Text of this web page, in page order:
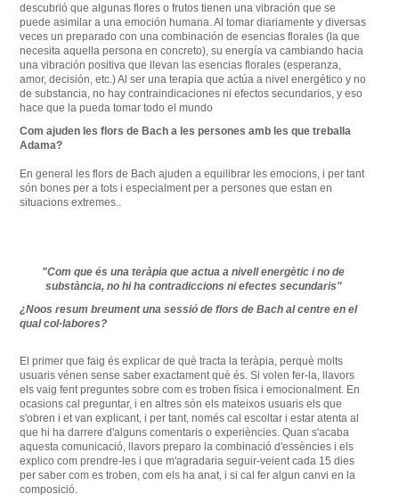
descubrió que algunas flores o frutos tienen una vibración que se
puede asimilar a una emoción humana. Al tomar diariamente y diversas
veces un preparado con una combinación de esencias florales (la que
necesita aquella persona en concreto), su energía va cambiando hacia
una vibración positiva que llevan las esencias florales (esperanza,
amor, decisión, etc.) Al ser una terapia que actúa a nivel energético y no
de substancia, no hay contraindicaciones ni efectos secundarios, y eso
hace que la pueda tomar todo el mundo
Com ajuden les flors de Bach a les persones amb les que treballa
Adama?
En general les flors de Bach ajuden a equilibrar les emocions i per tant
són bones per a tots i especialment per a persones que estan en
situacions extremes
"Com que és una teràpia que actua a nivell energètic i no de
substància, no hi ha contradiccions ni efectes secundaris"
¿Noos resum breument una sessió de flors de Bach al centre en el
qual col·labores?
El primer que faig és explicar de què tracta la teràpia, perquè molts
usuaris vénen sense saber exactament què és. Si volen fer-la, llavors
els vaig fent preguntes sobre com es troben física i emocionalment En
ocasions cal preguntar,i en altres són els mateixos usuaris els que
s'obren i et van explicant ,i per tant ,només cal escoltar i estar atenta al
que hi ha darrere d'alguns comentaris o experiències. Quan s'acaba
aquesta comunicació ,llavors preparo la combinació d'essències i els
explico com prendre-les i que m'agradaria seguir-veient cada 15 dies
per saber com es troben, com els ha anat ,i si cal fer algun canvi en la
composició.